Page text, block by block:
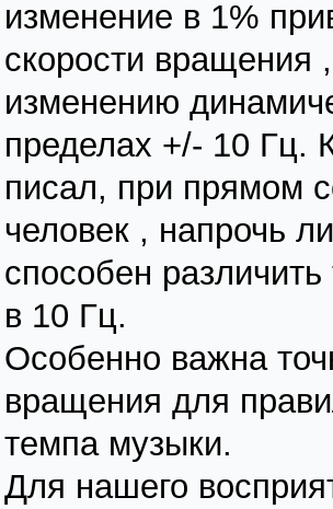
изменение в 1%
скорости вращения
изменению
пределах +/- 10 Гц.
писал, при прямом
человек , напрочь
способен
в 10 Гц.
Особенно важна
вращения для
темпа музыки.
Для нашего